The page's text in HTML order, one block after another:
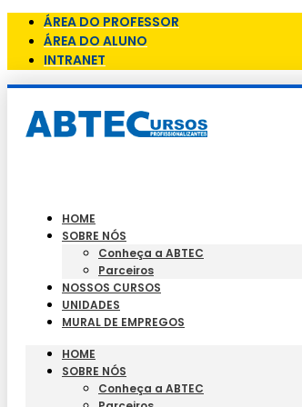
ÁREA DO PROFESSOR
ÁREA DO ALUNO
INTRANET
HOME
SOBRE NÓS
Conheça a ABTEC
Parceiros
NOSSOS CURSOS
UNIDADES
MURAL DE EMPREGOS
HOME
SOBRE NÓS
Conheça a ABTEC